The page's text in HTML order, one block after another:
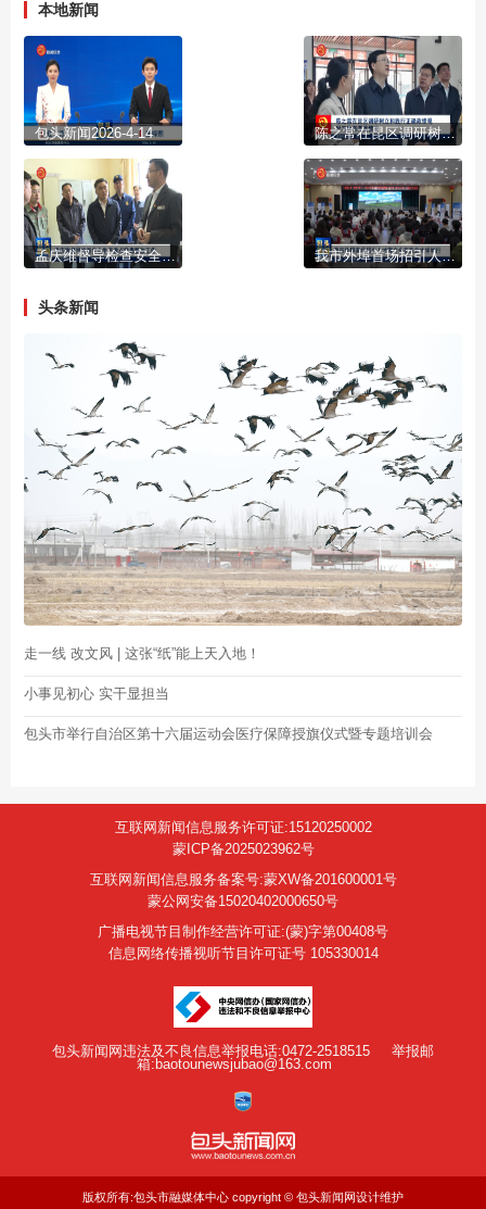
本地新闻
包头新闻2026-4-14 陈之常在昆区调研树立和践行正确政绩观学习教育开展情况
孟庆维督导检查安全生产重点隐患整改工作 我市外埠首场招引人才宣介会在东北大学举行
头条新闻
走一线 改文风 | 这张“纸”能上天入地！
小事见初心 实干显担当
包头市举行自治区第十六届运动会医疗保障授旗仪式暨专题培训会
互联网新闻信息服务许可证:15120250002
蒙ICP备2025023962号
互联网新闻信息服务备案号:蒙XW备201600001号
蒙公网安备15020402000650号
广播电视节目制作经营许可证:(蒙)字第00408号
信息网络传播视听节目许可证号 105330014
包头新闻网违法及不良信息举报电话:0472-2518515
举报邮
箱:baotounewsjubao@163.com
版权所有:包头市融媒体中心 copyright © 包头新闻网设计维护